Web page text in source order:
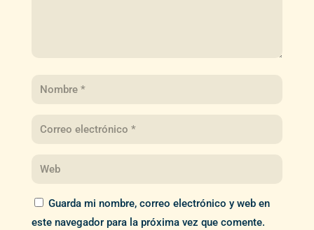
Guarda mi nombre, correo electrónico y web en
este navegador para la próxima vez que comente.